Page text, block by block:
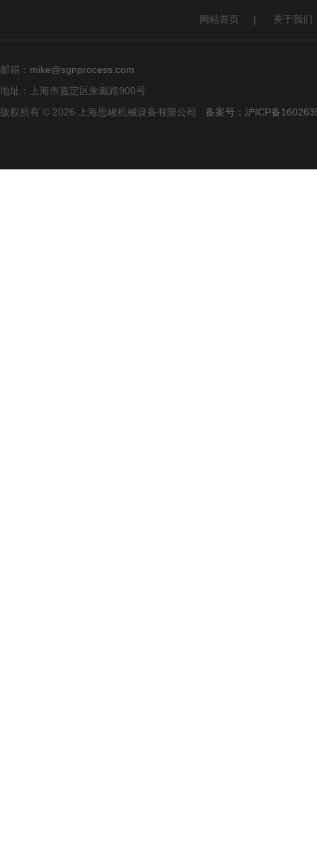
网站首页 | 关于我们
邮箱： mike@sgnprocess.com
地址：上海市嘉定区朱戴路900号
版权所有 © 2026 上海思峻机械设备有限公司 备案号：沪ICP备